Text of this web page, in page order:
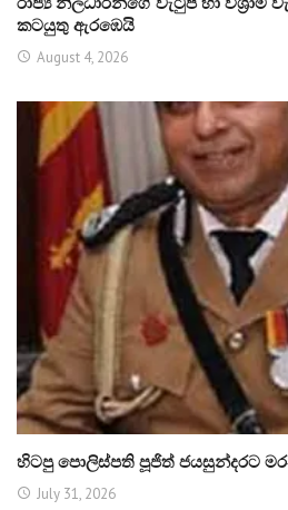
කටයුතු ඇරඹෙයි
August 4, 2026
හිටපු පොලිස්පති පූජිත් ජයසුන්දරට
July 31, 2026